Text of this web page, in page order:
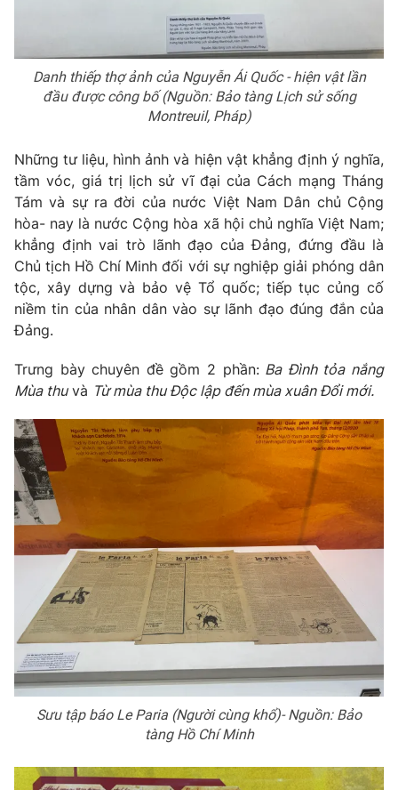
Danh thiếp thợ ảnh của Nguyễn Ái Quốc - hiện vật lần
đầu được công bố (Nguồn: Bảo tàng Lịch sử sống
Montreuil, Pháp)
Những tư liệu, hình ảnh và hiện vật khẳng định ý nghĩa,
tầm vóc, giá trị lịch sử vĩ đại của Cách mạng Tháng
Tám và sự ra đời của nước Việt Nam Dân chủ Cộng
hòa- nay là nước Cộng hòa xã hội chủ nghĩa Việt Nam;
khẳng định vai trò lãnh đạo của Đảng, đứng đầu là
Chủ tịch Hồ Chí Minh đối với sự nghiệp giải phóng dân
tộc, xây dựng và bảo vệ Tổ quốc; tiếp tục củng cố
niềm tin của nhân dân vào sự lãnh đạo đúng đắn của
Đảng.
Trưng bày chuyên đề gồm 2 phần: Ba Đình tỏa nắng
Mùa thuvà Từ mùa thu Độc lập đến mùa xuân Đổi mới.
Sưu tập báo Le Paria (Người cùng khổ)- Nguồn: Bảo
tàng Hồ Chí Minh